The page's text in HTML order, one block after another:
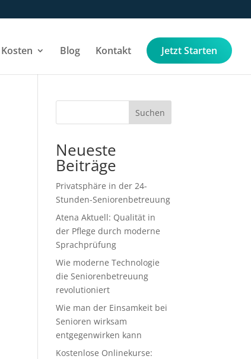
Kosten Blog Kontakt Jetzt Starten
Suchen
Neueste
Beiträge
Privatsphäre in der 24-
Stunden-Seniorenbetreuung
Atena Aktuell: Qualität in
der Pflege durch moderne
Sprachprüfung
Wie moderne Technologie
die Seniorenbetreuung
revolutioniert
Wie man der Einsamkeit bei
Senioren wirksam
entgegenwirken kann
Kostenlose Onlinekurse: